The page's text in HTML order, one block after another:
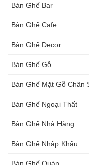
Bàn Ghế Bar
Bàn Ghế Cafe
Bàn Ghế Decor
Bàn Ghế Gỗ
Bàn Ghế Mặt Gỗ Chân
Bàn Ghế Ngoại Thất
Bàn Ghế Nhà Hàng
Bàn Ghế Nhập Khẩu